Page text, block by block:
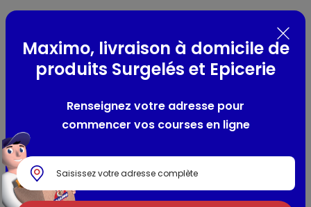
en perles
19 doses
Maximo, livraison à domicile de
produits Surgelés et Epicerie
Renseignez votre adresse pour
commencer vos courses en ligne